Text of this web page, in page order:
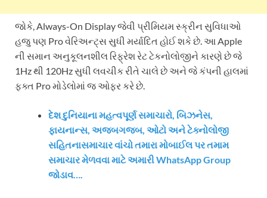
જોકે, Always-On Display જેવી પ્રીમિયમ સ્ક્રીન સુવિધાઓ
હજુ પણ Pro વેરિઅન્ટ્સ સુધી મર્યાદિત હોઈ શકે છે. આ Apple
ની સમાન અનુકૂલનશીલ રિફ્રેશ રેટ ટેકનોલોજીને કારણે છે જે
1Hz થી 120Hz સુધી લવચીક રીતે ચાલે છે અને જે કંપની હાલમાં
ફક્ત Pro મોડેલોમાં જ ઓફર કરે છે.
દેશ દુનિયાના મહત્વપૂર્ણ સમાચારો, બિઝનેસ,
ફાયનાન્સ, અજબગજબ, ઓટો અને ટેક્નોલોજી
સહિતનાસમાચાર વાંચો તમારા મોબાઈલ પર તમામ
સમાચાર મેળવવા માટે અમારી WhatsApp Group
જોડાવ….